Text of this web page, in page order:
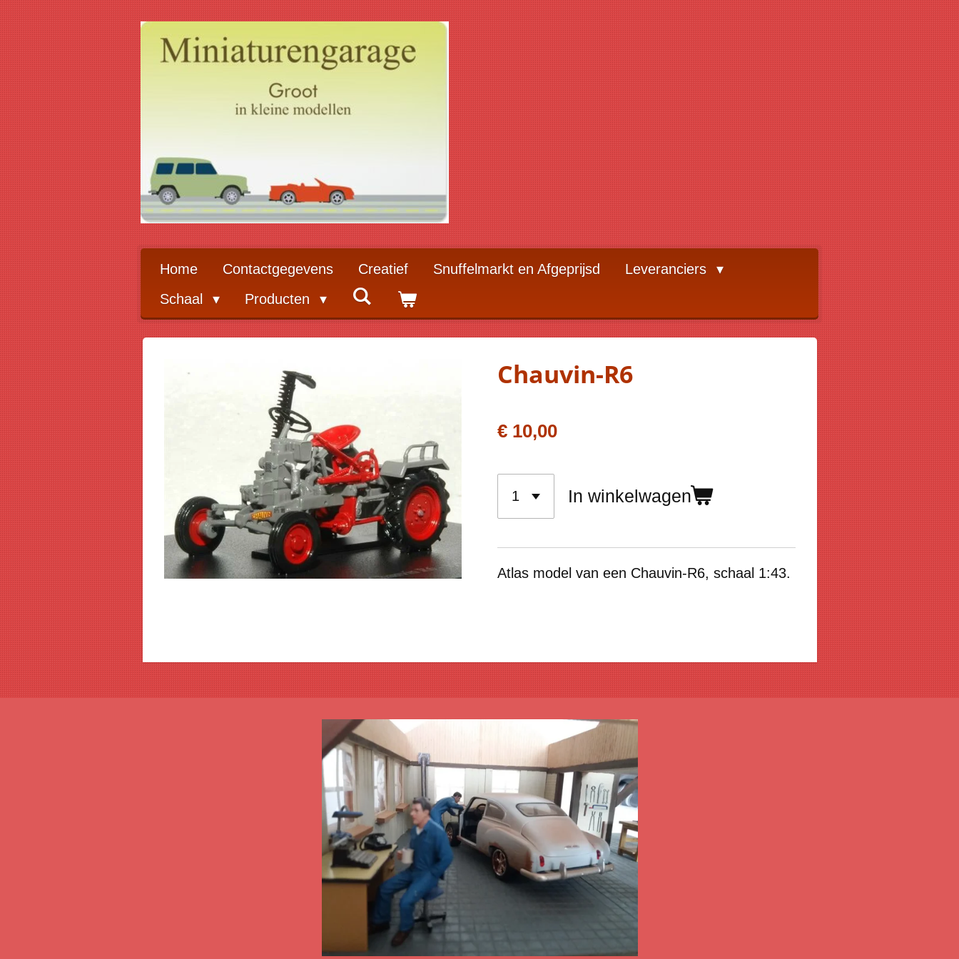
Home Contactgegevens Creatief Snuffelmarkt en Afgeprijsd
Leveranciers
Schaal
Producten
Chauvin-R6
€ 10,00
In winkelwagen
Atlas model van een Chauvin-R6, schaal 1:43.